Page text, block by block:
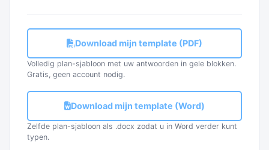
Download mijn template (PDF)
Volledig plan-sjabloon met uw antwoorden in gele blokken.
Gratis, geen account nodig.
Download mijn template (Word)
Zelfde plan-sjabloon als .docx zodat u in Word verder kunt
typen.